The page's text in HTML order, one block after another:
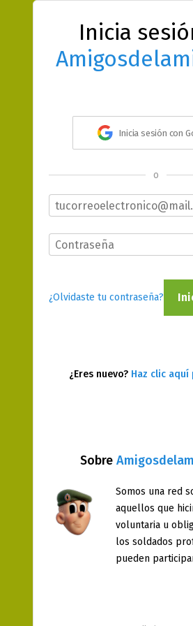
Sobre
Somos una red
aquellos que
voluntaria u
los soldados
pueden
Inicia
Inicia sesión con
o
¿Olvidaste tu contraseña?
¿Eres nuevo? Haz clic